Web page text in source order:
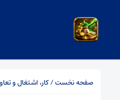
صفحه نخست/کار، اشتغال و